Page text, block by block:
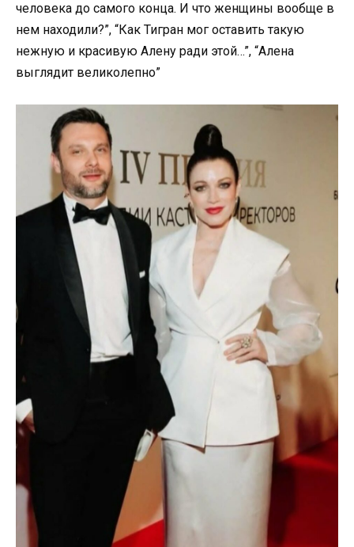
человека до самого конца. И что женщины вообще в
нем находили?”, “Как Тигран мог оставить такую
нежную и красивую Алену ради этой…”, “Алена
выглядит великолепно”